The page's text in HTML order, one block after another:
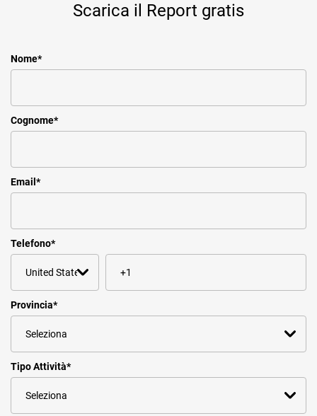
TeamSystem Store
Scarica il Report gratis
Nome*
Cognome*
Email *
Telefono*
Provincia*
Tipo Attività*